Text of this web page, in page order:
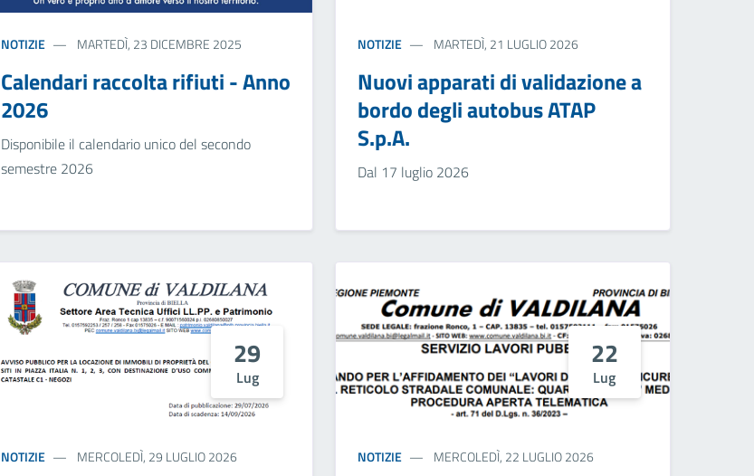
NOTIZIE MARTEDÌ, 23 DICEMBRE 2025
Calendari raccolta rifiuti - Anno
2026
Disponibile il calendario unico del secondo
semestre 2026
NOTIZIE MARTEDÌ, 21 LUGLIO 2026
Nuovi apparati di validazione a
bordo degli autobus ATAP
S.p.A.
Dal 17 luglio 2026
29
Lug
NOTIZIE MERCOLEDÌ, 29 LUGLIO 2026
22
Lug
NOTIZIE MERCOLEDÌ, 22 LUGLIO 2026